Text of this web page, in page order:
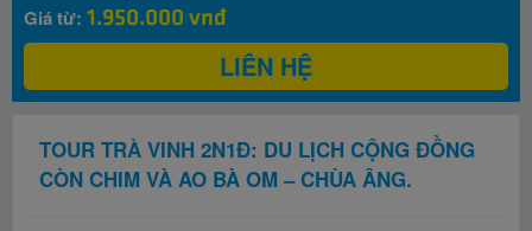
Giá từ: 1.950.000 vnđ
LIÊN HỆ
TOUR TRÀ VINH 2N1Đ: DU LỊCH CỘNG ĐỒNG
CÒN CHIM VÀ AO BÀ OM – CHÙA ÂNG.